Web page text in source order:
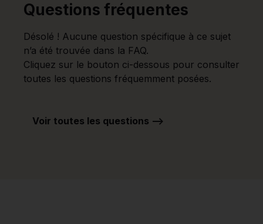
Questions fréquentes
Désolé ! Aucune question spécifique à ce sujet
n’a été trouvée dans la FAQ.
Cliquez sur le bouton ci-dessous pour consulter
toutes les questions fréquemment posées.
Voir toutes les questions -->